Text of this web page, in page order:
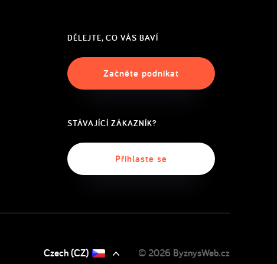
DĚLEJTE, CO VÁS BAVÍ
Začněte podnikat
STÁVAJÍCÍ ZÁKAZNÍK?
Přihlaste se
Czech (CZ)
(US)
© 2026 ByznysWeb.cz